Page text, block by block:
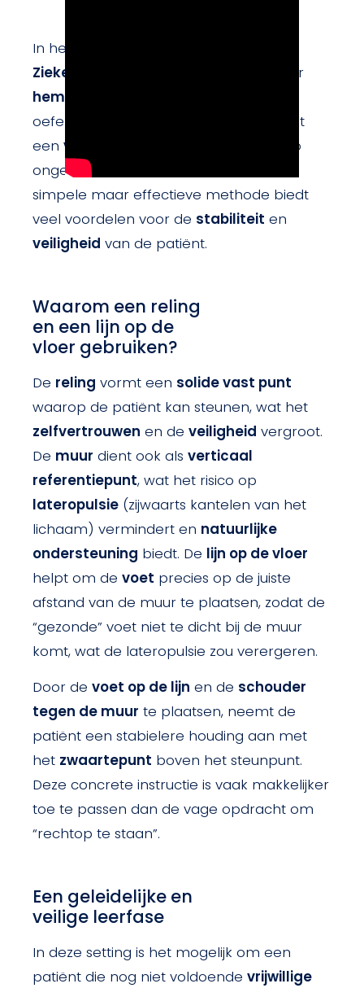
In het
Ziekenhuis
voor
hemiplegische
oefeningen aan een
, samen met
een visueel merkteken
op de vloer op
ongeveer
simpele maar effectieve methode biedt
veel voordelen voor de stabiliteit en
veiligheid van de patiënt.
Waarom een reling
en een lijn op de
vloer gebruiken?
De reling vormt een solide vast punt
waarop de patiënt kan steunen, wat het
zelfvertrouwen en de veiligheid vergroot.
De muur dient ook als verticaal
referentiepunt, wat het risico op
lateropulsie (zijwaarts kantelen van het
lichaam) vermindert en natuurlijke
ondersteuning biedt. De lijn op de vloer
helpt om de voet precies op de juiste
afstand van de muur te plaatsen, zodat de
“gezonde” voet niet te dicht bij de muur
komt, wat de lateropulsie zou verergeren.
Door de voet op de lijn en de schouder
tegen de muur te plaatsen, neemt de
patiënt een stabielere houding aan met
het zwaartepunt boven het steunpunt.
Deze concrete instructie is vaak makkelijker
toe te passen dan de vage opdracht om
“rechtop te staan”.
Een geleidelijke en
veilige leerfase
In deze setting is het mogelijk om een
patiënt die nog niet voldoende vrijwillige